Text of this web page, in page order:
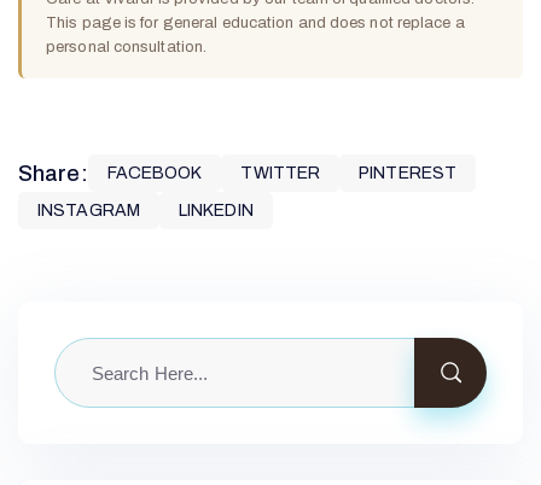
This page is for general education and does not replace a
personal consultation.
Share: FACEBOOK TWITTER PINTEREST
INSTAGRAM LINKEDIN